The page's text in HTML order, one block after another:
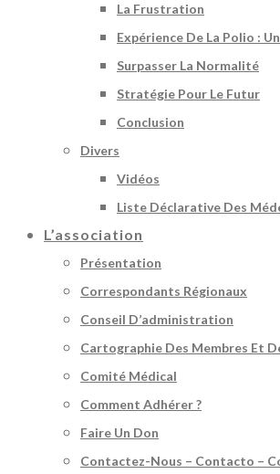
La Frustration
Expérience De La Polio :
Surpasser La Normalité
Stratégie Pour Le Futur
Conclusion
Divers
Vidéos
Liste Déclarative Des
L’association
Présentation
Correspondants Régionaux
Conseil D’administration
Cartographie Des Membres Et
Comité Médical
Comment Adhérer ?
Faire Un Don
Contactez-Nous – Contacto –